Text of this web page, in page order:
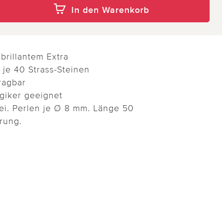
In den Warenkorb
Extra
40 Strass-Steinen
geeignet
Perlen je Ø 8 mm. Länge 50